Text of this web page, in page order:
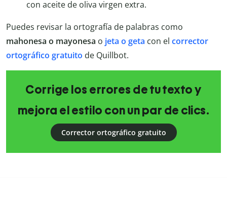
con aceite de oliva virgen extra.
Puedes revisar la ortografía de palabras como
mahonesa o mayonesa o jeta o geta con el corrector
ortográfico gratuito de Quillbot.
Corrige los errores de tu texto y
mejora el estilo con un par de clics.
Corrector ortográfico gratuito